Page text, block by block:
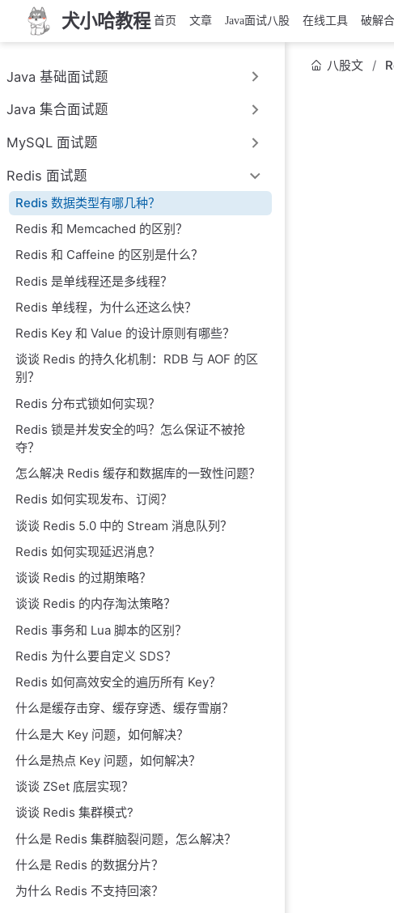
犬小哈教程 首页 文章 Java面试八股 在线工具 破解
Java 基础面试题
Java 集合面试题
MySQL 面试题
Redis 面试题
Redis 数据类型有哪几种？
Redis 和 Memcached 的区别？
Redis 和 Caffeine 的区别是什么？
Redis 是单线程还是多线程？
Redis 单线程，为什么还这么快？
Redis Key 和 Value 的设计原则有哪些？
谈谈 Redis 的持久化机制：RDB 与 AOF 的区
别？
Redis 分布式锁如何实现？
Redis 锁是并发安全的吗？怎么保证不被抢
夺？
怎么解决 Redis 缓存和数据库的一致性问题？
Redis 如何实现发布、订阅？
谈谈 Redis 5.0 中的 Stream 消息队列？
Redis 如何实现延迟消息？
谈谈 Redis 的过期策略？
谈谈 Redis 的内存淘汰策略？
Redis 事务和 Lua 脚本的区别？
Redis 为什么要自定义 SDS？
Redis 如何高效安全的遍历所有 Key？
什么是缓存击穿、缓存穿透、缓存雪崩？
什么是大 Key 问题，如何解决？
什么是热点 Key 问题，如何解决？
谈谈 ZSet 底层实现？
谈谈 Redis 集群模式?
什么是 Redis 集群脑裂问题，怎么解决？
什么是 Redis 的数据分片？
为什么 Redis 不支持回滚？
八股文